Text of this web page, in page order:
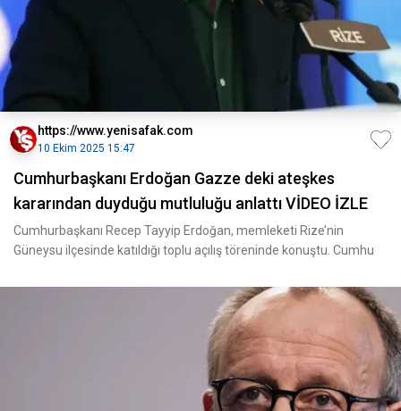
https://www.yenisafak.com
10 Ekim 2025 15:47
Cumhurbaşkanı Erdoğan Gazze deki ateşkes
kararından duyduğu mutluluğu anlattı VİDEO İZLE
Cumhurbaşkanı Recep Tayyip Erdoğan, memleketi Rize’nin
Güneysu ilçesinde katıldığı toplu açılış töreninde konuştu. Cumhu